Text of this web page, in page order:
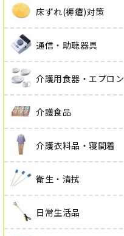
床ずれ(褥瘡)対策
通信・助聴器具
介護用食器・エプロン
介護食品
介護衣料品・寝間着
衛生・清拭
日常生活品